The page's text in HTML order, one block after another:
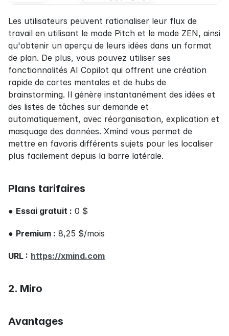
Les utilisateurs peuvent rationaliser leur flux de
travail en utilisant le mode Pitch et le mode ZEN, ainsi
qu'obtenir un aperçu de leurs idées dans un format
de plan. De plus, vous pouvez utiliser ses
fonctionnalités AI Copilot qui offrent une création
rapide de cartes mentales et de hubs de
brainstorming. Il génère instantanément des idées et
des listes de tâches sur demande et
automatiquement, avec réorganisation, explication et
masquage des données. Xmind vous permet de
mettre en favoris différents sujets pour les localiser
plus facilement depuis la barre latérale.
Plans tarifaires
● Essai gratuit : 0 $
● Premium : 8,25 $/mois
URL : https://xmind.com
2. Miro
Avantages